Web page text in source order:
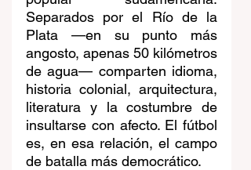
Separados por el Río de la
Plata —en su punto más
angosto, apenas 50 kilómetros
de agua— comparten idioma,
historia colonial, arquitectura,
literatura y la costumbre de
insultarse con afecto. El fútbol
es, en esa relación, el campo
de batalla más democrático.